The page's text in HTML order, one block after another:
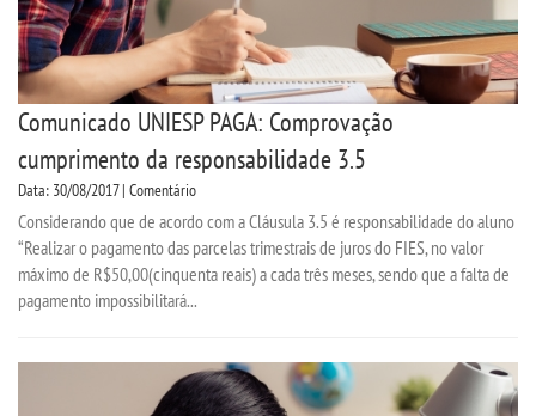
Comunicado UNIESP PAGA: Comprovação
cumprimento da responsabilidade 3.5
Data: 30/08/2017 | Comentário
Considerando que de acordo com a Cláusula 3.5 é responsabilidade do aluno
“Realizar o pagamento das parcelas trimestrais de juros do FIES, no valor
máximo de R$50,00(cinquenta reais) a cada três meses, sendo que a falta de
pagamento impossibilitará...